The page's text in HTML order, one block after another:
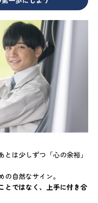
は少しずつ「心の余裕」
自然なサイン。
とではなく、上手に付き合